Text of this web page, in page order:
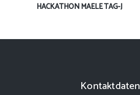
HACKATHON MAELE TAG-J
Kontaktdaten